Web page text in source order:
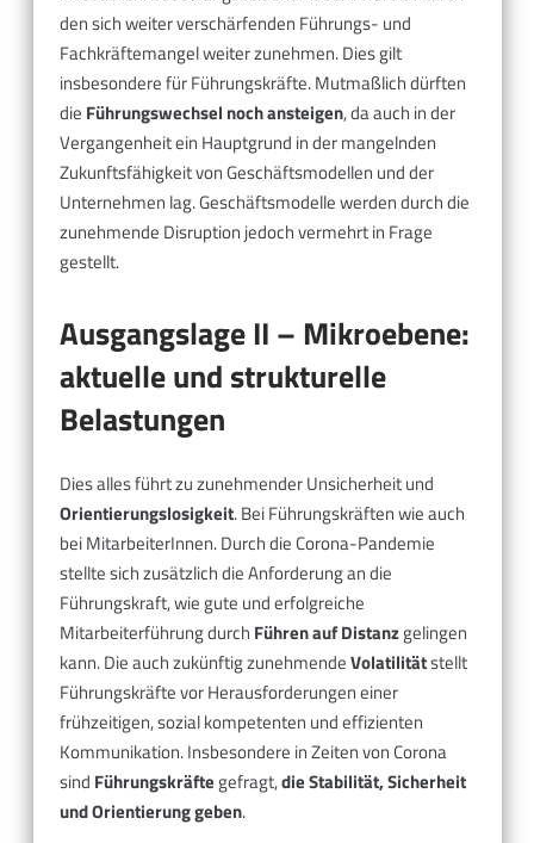
den sich weiter verschärfenden Führungs- und
Fachkräftemangel weiter zunehmen. Dies gilt
insbesondere für Führungskräfte. Mutmaßlich dürften
die Führungswechsel noch ansteigen, da auch in der
Vergangenheit ein Hauptgrund in der mangelnden
Zukunftsfähigkeit von Geschäftsmodellen und der
Unternehmen lag. Geschäftsmodelle werden durch die
zunehmende Disruption jedoch vermehrt in Frage
gestellt.
Ausgangslage II – Mikroebene:
aktuelle und strukturelle
Belastungen
Dies alles führt zu zunehmender Unsicherheit und
Orientierungslosigkeit. Bei Führungskräften wie auch
bei MitarbeiterInnen. Durch die Corona-Pandemie
stellte sich zusätzlich die Anforderung an die
Führungskraft, wie gute und erfolgreiche
Mitarbeiterführung durch Führen auf Distanzgelingen
kann. Die auch zukünftig zunehmendeVolatilitätstellt
Führungskräfte vor Herausforderungen einer
frühzeitigen, sozial kompetenten und effizienten
Kommunikation. Insbesondere in Zeiten von Corona
sind Führungskräfte gefragt,die Stabilität, Sicherheit
und Orientierung geben.